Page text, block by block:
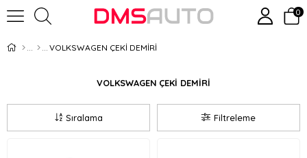
0
VOLKSWAGEN ÇEKİ DEMİRİ
VOLKSWAGEN ÇEKİ DEMİRİ
Filtreleme
Sıralama